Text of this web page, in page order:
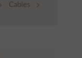
Cables